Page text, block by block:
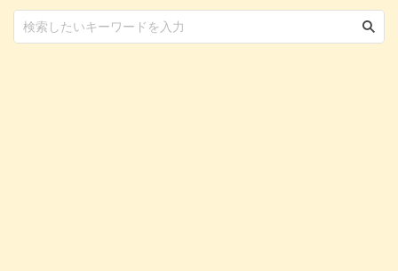
め、刺激ある環境が求められる